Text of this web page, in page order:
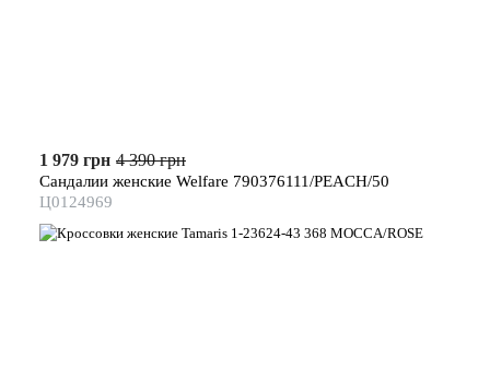
1 979 грн 4 390 грн
Сандалии женские Welfare 790376111/PEACH/50
Ц0124969